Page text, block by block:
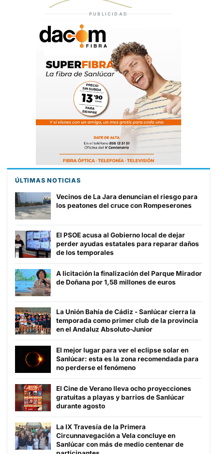
PUBLICIDAD
ÚLTIMAS NOTICIAS
Vecinos de La Jara denuncian el riesgo para
los peatones del cruce con Rompeserones
El PSOE acusa al Gobierno local de dejar
perder ayudas estatales para reparar daños
de los temporales
A licitación la finalización del Parque Mirador
de Doñana por 1,58 millones de euros
La Unión Bahía de Cádiz - Sanlúcar cierra la
temporada como primer club de la provincia
en el Andaluz Absoluto-Junior
El mejor lugar para ver el eclipse solar en
Sanlúcar: esta es la zona recomendada para
no perderse el fenómeno
El Cine de Verano lleva ocho proyecciones
gratuitas a playas y barrios de Sanlúcar
durante agosto
La IX Travesía de la Primera
Circunnavegación a Vela concluye en
Sanlúcar con más de medio centenar de